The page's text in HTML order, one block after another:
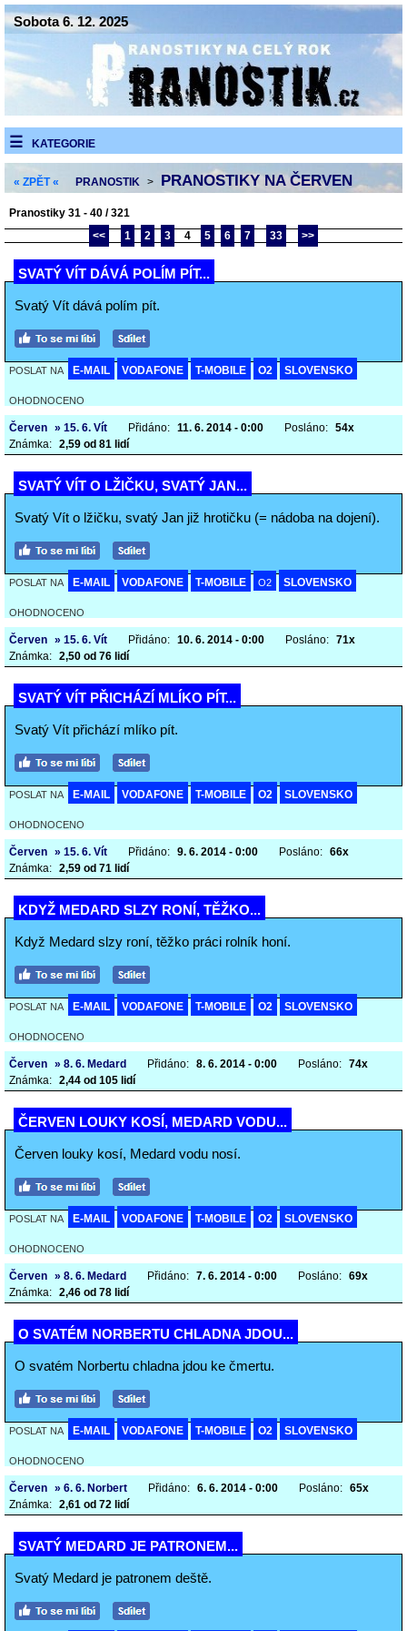
Sobota 6. 12. 2025
KATEGORIE
« ZPĚT « PRANOSTIK > PRANOSTIKY NA ČERVEN
Pranostiky 31 - 40 / 321
<<
1 2 3 4 5 6 7 33 >>
SVATÝ VÍT DÁVÁ POLÍM PÍT...
Svatý Vít dává polím pít.
POSLAT NA E-MAIL VODAFONE T-MOBILE O2 SLOVENSKO
OHODNOCENO
Červen » 15. 6. Vít Přidáno: 11. 6. 2014 - 0:00 Posláno: 54x
Známka: 2,59 od 81 lidí
SVATÝ VÍT O LŽIČKU, SVATÝ JAN...
Svatý Vít o lžičku, svatý Jan již hrotičku (= nádoba na dojení).
POSLAT NA E-MAIL VODAFONE T-MOBILE O2 SLOVENSKO
OHODNOCENO
Červen » 15. 6. Vít Přidáno: 10. 6. 2014 - 0:00 Posláno: 71x
Známka: 2,50 od 76 lidí
SVATÝ VÍT PŘICHÁZÍ MLÍKO PÍT...
Svatý Vít přichází mlíko pít.
POSLAT NA E-MAIL VODAFONE T-MOBILE O2 SLOVENSKO
OHODNOCENO
Červen » 15. 6. Vít Přidáno: 9. 6. 2014 - 0:00 Posláno: 66x
Známka: 2,59 od 71 lidí
KDYŽ MEDARD SLZY RONÍ, TĚŽKO...
Když Medard slzy roní, těžko práci rolník honí.
POSLAT NA E-MAIL VODAFONE T-MOBILE O2 SLOVENSKO
OHODNOCENO
Červen » 8. 6. Medard Přidáno: 8. 6. 2014 - 0:00 Posláno: 74x
Známka: 2,44 od 105 lidí
ČERVEN LOUKY KOSÍ, MEDARD VODU...
Červen louky kosí, Medard vodu nosí.
POSLAT NA E-MAIL VODAFONE T-MOBILE O2 SLOVENSKO
OHODNOCENO
Červen » 8. 6. Medard Přidáno: 7. 6. 2014 - 0:00 Posláno: 69x
Známka: 2,46 od 78 lidí
O SVATÉM NORBERTU CHLADNA JDOU...
O svatém Norbertu chladna jdou ke čmertu.
POSLAT NA E-MAIL VODAFONE T-MOBILE O2 SLOVENSKO
OHODNOCENO
Červen » 6. 6. Norbert Přidáno: 6. 6. 2014 - 0:00 Posláno: 65x
Známka: 2,61 od 72 lidí
SVATÝ MEDARD JE PATRONEM...
Svatý Medard je patronem deště.